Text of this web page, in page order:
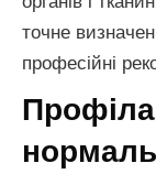
точне
професійні